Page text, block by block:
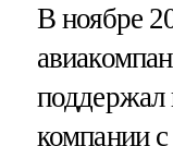
В ноябре
поддержал
компании